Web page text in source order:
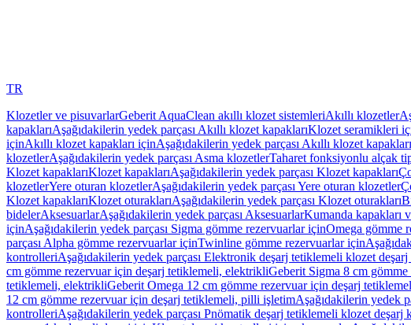
TR
Klozetler ve pisuvarlarGeberit AquaClean akıllı klozet sistemleriAkıllı klozetler
kapaklarıAşağıdakilerin yedek parçası Akıllı klozet kapaklarıKlozet seramikleri
içinAkıllı klozet kapakları içinAşağıdakilerin yedek parçası Akıllı klozet
klozetlerAşağıdakilerin yedek parçası Asma klozetlerTaharet fonksiyonlu alçak
Klozet kapaklarıKlozet kapaklarıAşağıdakilerin yedek parçası Klozet kapakları
klozetlerYere oturan klozetlerAşağıdakilerin yedek parçası Yere oturan klozetler
Klozet kapaklarıKlozet oturaklarıAşağıdakilerin yedek parçası Klozet oturakları
bidelerAksesuarlarAşağıdakilerin yedek parçası AksesuarlarKumanda kapakları
içinAşağıdakilerin yedek parçası Sigma gömme rezervuarlar içinOmega gömme
parçası Alpha gömme rezervuarlar içinTwinline gömme rezervuarlar için
kontrolleriAşağıdakilerin yedek parçası Elektronik deşarj tetiklemeli klozet
cm gömme rezervuar için deşarj tetiklemeli, elektrikliGeberit Sigma 8 cm
tetiklemeli, elektrikliGeberit Omega 12 cm gömme rezervuar için deşarj
12 cm gömme rezervuar için deşarj tetiklemeli, pilli işletimAşağıdakilerin yedek
kontrolleriAşağıdakilerin yedek parçası Pnömatik deşarj tetiklemeli klozet deşarj